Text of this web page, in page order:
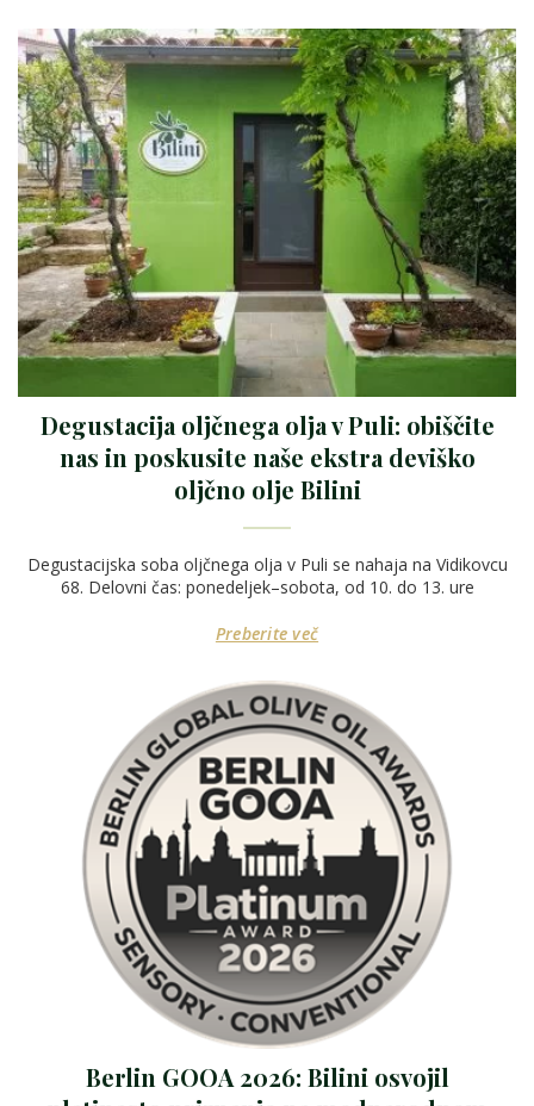
Degustacija oljčnega olja v Puli: obiščite
nas in poskusite naše ekstra deviško
oljčno olje Bilini
Degustacijska soba oljčnega olja v Puli se nahaja na Vidikovcu
68. Delovni čas: ponedeljek–sobota, od 10. do 13. ure
Preberite več
Berlin GOOA 2026: Bilini osvojil